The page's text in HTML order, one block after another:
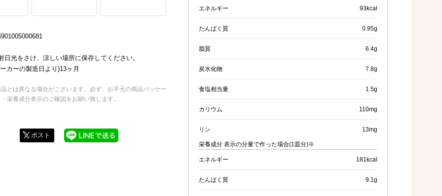
日光をさけ、涼しい場所に保存してください。
カーの製造日より)13ヶ月
とは異なる場合がございます。必ず、お手元の商品パッケー
栄養成分表示のご確認をお願い致します。
ポスト
エネルギー 93kcal
たんぱく質 0.95g
脂質 6.4g
炭水化物 7.8g
食塩相当量 1.5g
カリウム 110mg
リン 13mg
栄養成分 表示の分量で作った場合(1皿分)※
エネルギー 181kcal
たんぱく質 9.1g